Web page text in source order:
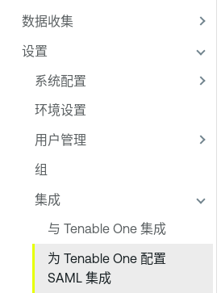
数据收集
设置
系统配置
环境设置
用户管理
组
集成
与 Tenable One 集成
为 Tenable One 配置
SAML 集成